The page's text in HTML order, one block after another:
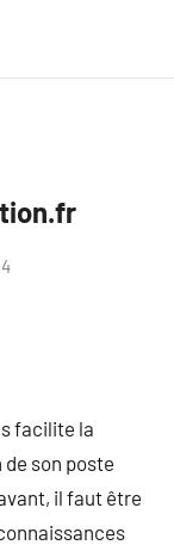
facilite la
son poste
il faut être